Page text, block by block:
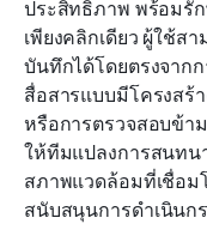
ประสิทธิภาพ พร้อมรัก
เพียงคลิกเดียว ผู้ใช้ส
บันทึกได้โดยตรงจาก
สื่อสารแบบมีโครงสร้
หรือการตรวจสอบข้
ให้ทีมแปลงการสนทน
สภาพแวดล้อมที่เชื่อม
สนับสนุนการดำเนินก